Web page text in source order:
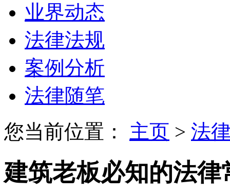
业界动态
法律法规
案例分析
法律随笔
您当前位置： 主页 > 法
建筑老板必知的法律